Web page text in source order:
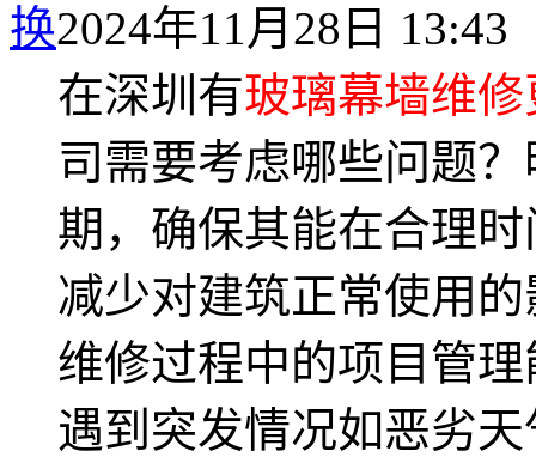
换2024年11月28日 13:43
在深圳有玻璃幕墙维修
司需要考虑哪些问题
期，确保其能在合理
减少对建筑正常使用
维修过程中的项目管
遇到突发情况如恶劣